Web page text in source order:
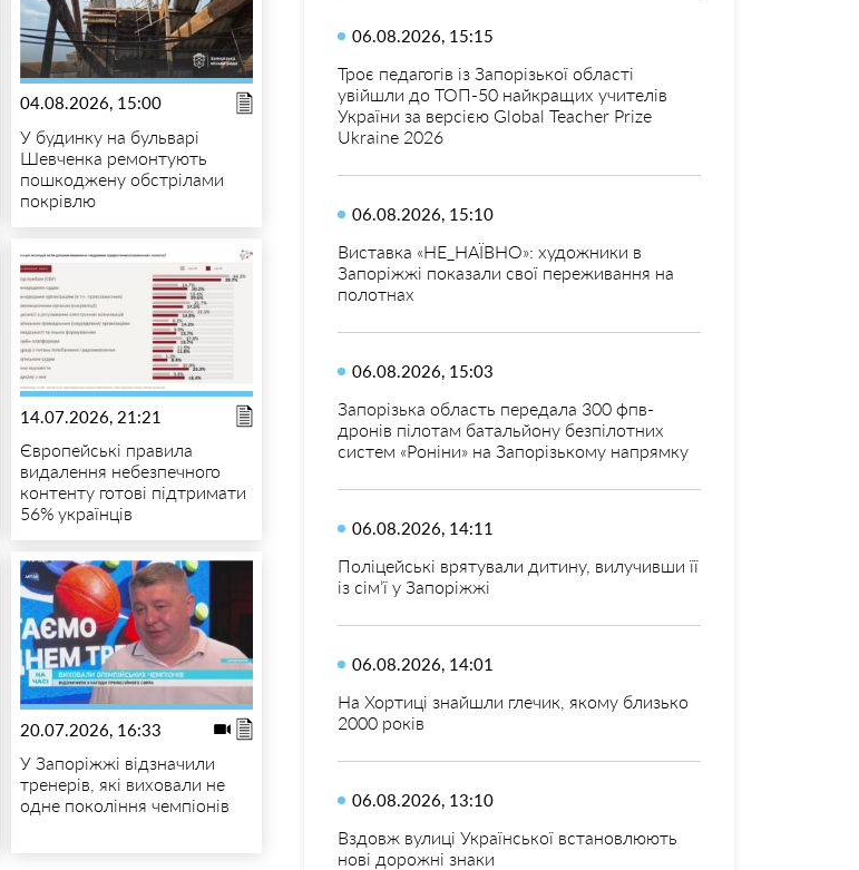
04.08.2026, 15:00
У будинку на бульварі
Шевченка ремонтують
пошкоджену обстрілами
покрівлю
14.07.2026, 21:21
Європейські правила
видалення небезпечного
контенту готові підтримати
56% українців
20.07.2026, 16:33
У Запоріжжі відзначили
тренерів, які виховали не
одне покоління чемпіонів
06.08.2026, 15:15
Троє педагогів із Запорізької області
увійшли до ТОП-50 найкращих учителів
України за версією Global Teacher Prize
Ukraine 2026
06.08.2026, 15:10
Виставка «НЕ_НАЇВНО»: художники в
Запоріжжі показали свої переживання на
полотнах
06.08.2026, 15:03
Запорізька область передала 300 фпв-
дронів пілотам батальйону безпілотних
систем «Роніни» на Запорізькому напрямку
06.08.2026, 14:11
Поліцейські врятували дитину, вилучивши її
із сім’ї у Запоріжжі
06.08.2026, 14:01
На Хортиці знайшли глечик, якому близько
2000 років
06.08.2026, 13:10
Вздовж вулиці Української встановлюють
нові дорожні знаки